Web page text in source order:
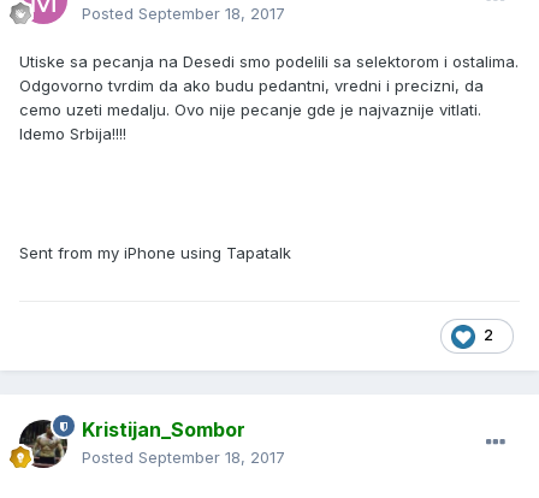
Posted September 18, 2017
Utiske sa pecanja na Desedi smo podelili sa selektorom i ostalima.
Odgovorno tvrdim da ako budu pedantni, vredni i precizni, da
cemo uzeti medalju. Ovo nije pecanje gde je najvaznije vitlati.
Idemo Srbija!!!!
Sent from my iPhone using Tapatalk
2
Kristijan_Sombor
Posted September 18, 2017